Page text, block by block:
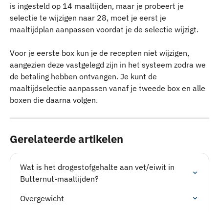
is ingesteld op 14 maaltijden, maar je probeert je
selectie te wijzigen naar 28, moet je eerst je
maaltijdplan aanpassen voordat je de selectie wijzigt.
Voor je eerste box kun je de recepten niet wijzigen,
aangezien deze vastgelegd zijn in het systeem zodra we
de betaling hebben ontvangen. Je kunt de
maaltijdselectie aanpassen vanaf je tweede box en alle
boxen die daarna volgen.
Gerelateerde artikelen
Wat is het drogestofgehalte aan vet/eiwit in
Butternut-maaltijden?
Overgewicht